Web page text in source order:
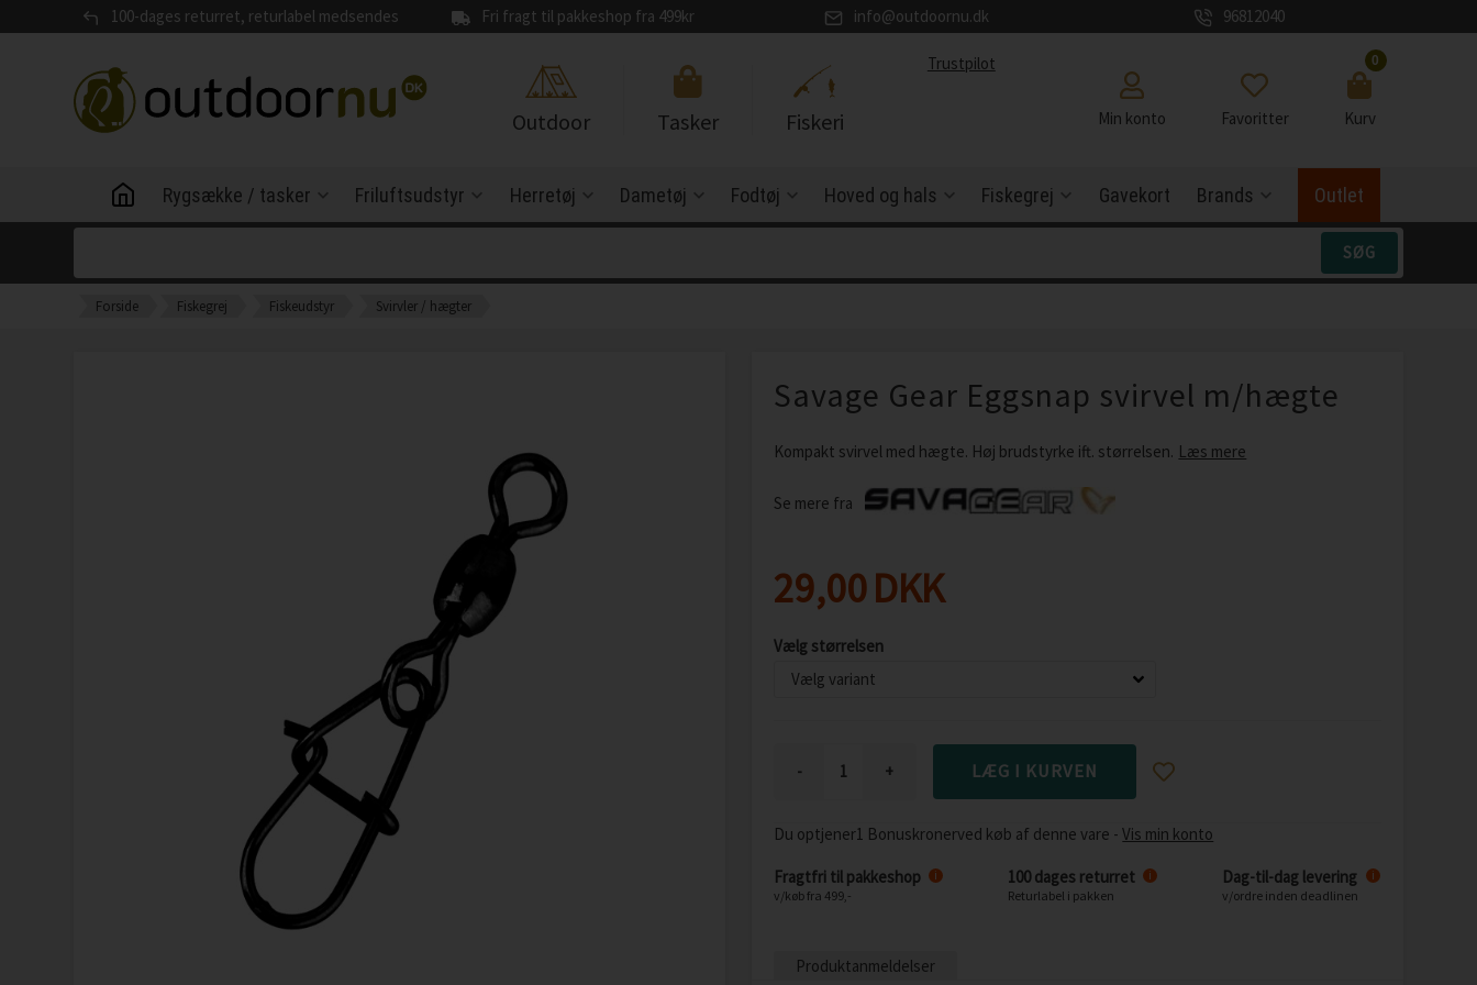
100-dages returret, returlabel medsendes Fri fragt til pakkeshop fra 499kr info@outdoornu.dk 96812040
Outdoor Tasker Fiskeri
Trustpilot
Min konto Favoritter
0
Kurv
Rygsække / tasker Friluftsudstyr Herretøj Dametøj Fodtøj Hoved og hals Fiskegrej Gavekort Brands Outlet
Forside Fiskegrej Fiskeudstyr Svirvler / hægter
Savage Gear Eggsnap svirvel m/hægte
Kompakt svirvel med hægte. Høj brudstyrke ift. størrelsen. Læs mere
Se mere fra
29,00DKK
Vælg størrelsen
- +
Du optjener1 Bonuskronerved køb af denne vare -Vis min konto
Fragtfri til pakkeshop
v/køb fra 499,-
i 100 dages returret
Returlabel i pakken
i Dag-til-dag levering
v/ordre inden deadlinen
i
Produktanmeldelser